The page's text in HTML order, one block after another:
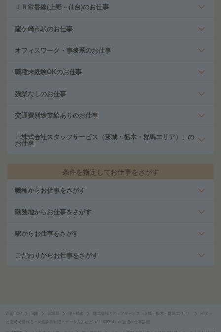
ＪＲ常磐線(上野－仙台)のお仕事
龍ケ崎市駅のお仕事
オフィスワーク・事務系のお仕事
職種未経験OKのお仕事
残業なしのお仕事
交通費別途支給ありのお仕事
「株式会社スタッフサービス（茨城・栃木・群馬エリア）」の
お仕事
条件を指定してお仕事をさがす
職種からお仕事をさがす
勤務地からお仕事をさがす
駅からお仕事をさがす
こだわりからお仕事をさがす
派遣TOP 茨城県 龍ヶ崎市 株式会社スタッフサービス（茨城・栃木・群馬エリア）
ピタッ
と定時で帰れる＊未経験者歓迎＊データ入力など（111437894）の派遣の仕事詳細